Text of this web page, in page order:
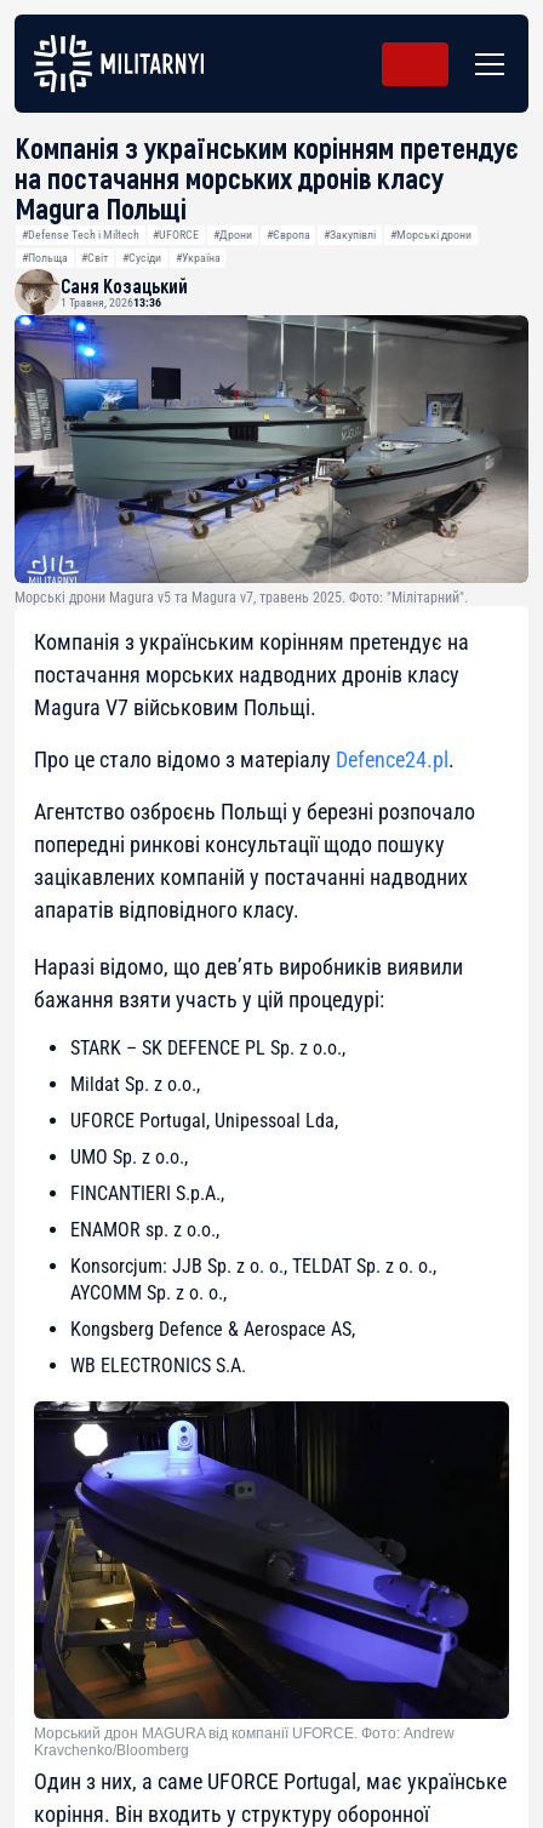
Компанія з українським корінням претендує
на постачання морських дронів класу
Magura Польщі
#Defense Tech і Miltech #UFORCE #Дрони #Європа #Закупівлі
#Морські дрони
#Польща
#Світ #Сусіди #Україна
Саня Козацький
1 Травня, 202613:36
Морські дрони Magura v5 та Magura v7, травень 2025. Фото: "Мілітарний".
Компанія з українським корінням претендує на
постачання морських надводних дронів класу
Magura V7 військовим Польщі.
Про це стало відомо з матеріалу Defence24.pl .
Агентство озброєнь Польщі у березні розпочало
попередні ринкові консультації щодо пошуку
зацікавлених компаній у постачанні надводних
апаратів відповідного класу.
Наразі відомо, що дев’ять виробників виявили
бажання взяти участь у цій процедурі:
STARK – SK DEFENCE PL Sp. z o.o.,
Mildat Sp. z o.o.,
UFORCE Portugal, Unipessoal Lda,
UMO Sp. z o.o.,
FINCANTIERI S.p.A.,
ENAMOR sp. z o.o.,
Konsorcjum: JJB Sp. z o. o., TELDAT Sp. z o. o.,
AYCOMM Sp. z o. o.,
Kongsberg Defence & Aerospace AS,
WB ELECTRONICS S.A.
Морський дрон MAGURA від компанії UFORCE. Фото: Andrew
Kravchenko/Bloomberg
Один з них, а саме UFORCE Portugal, має українське
коріння. Він входить у структуру оборонної